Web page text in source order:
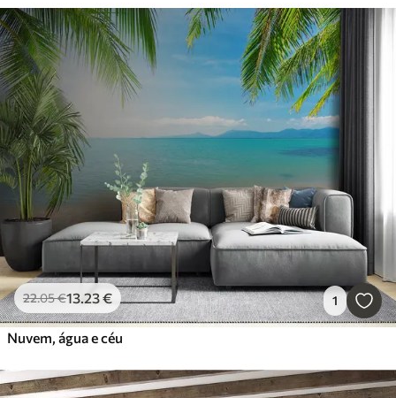
22.05€13.23€ 1
Nuvem, água e céu